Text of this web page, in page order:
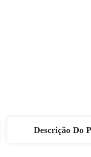
Descrição Do